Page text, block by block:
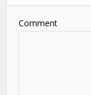
Comment